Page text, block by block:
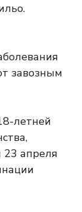
завозным
летней
23 апреля